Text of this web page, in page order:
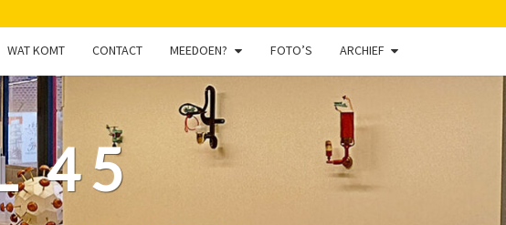
WAT KOMT CONTACT MEEDOEN? FOTO’S ARCHIEF
45